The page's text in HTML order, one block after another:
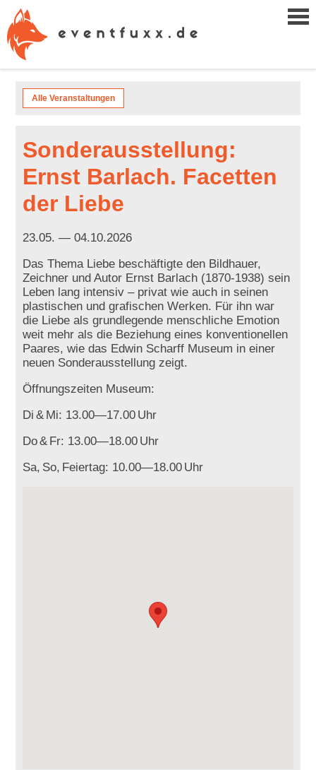
Alle Veranstaltungen
Sonderausstellung:
Ernst Barlach. Facetten
der Liebe
23.05. — 04.10.2026
Das Thema Liebe beschäftigte den Bildhauer,
Zeichner und Autor Ernst Barlach (1870-1938) sein
Leben lang intensiv – privat wie auch in seinen
plastischen und grafischen Werken. Für ihn war
die Liebe als grundlegende menschliche Emotion
weit mehr als die Beziehung eines konventionellen
Paares, wie das Edwin Scharff Museum in einer
neuen Sonderausstellung zeigt.
Öffnungszeiten Museum:
Di & Mi: 13.00—17.00 Uhr
Do& Fr: 13.00—18.00 Uhr
Sa, So, Feiertag: 10.00—18.00 Uhr